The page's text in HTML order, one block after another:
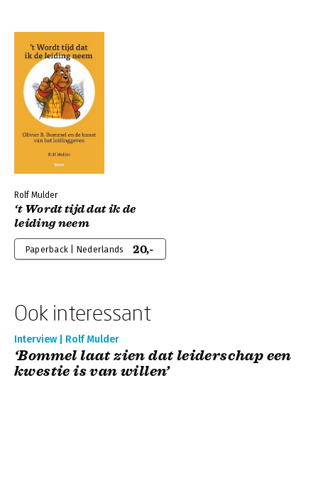
Rolf Mulder
‘t Wordt tijd dat ik de
leiding neem
Paperback | Nederlands 20,-
Ook interessant
Interview | Rolf Mulder
‘Bommel laat zien dat leiderschap een
kwestie is van willen’